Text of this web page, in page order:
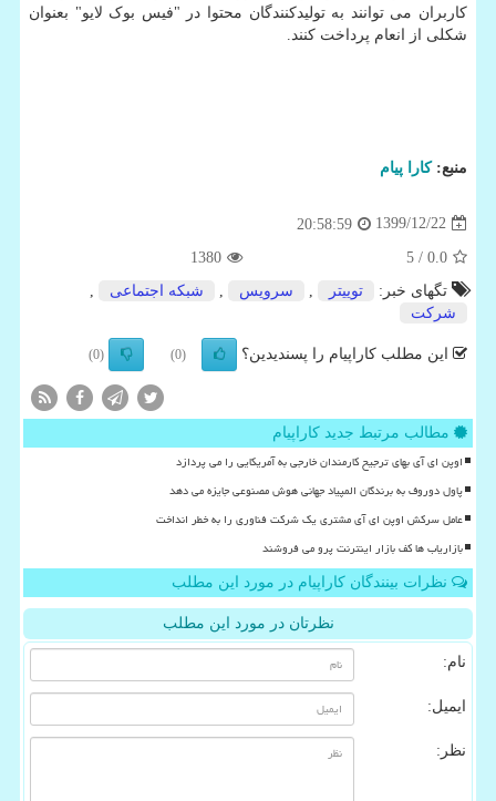
کاربران می توانند به تولیدکنندگان محتوا در "فیس بوک لایو" بعنوان
شکلی از انعام پرداخت کنند.
منبع:كارا پیام
1399/12/22
20:58:59
0.0
/ 5
1380
تگهای خبر:
توییتر سرویس شبكه اجتماعی
شركت
این مطلب کاراپیام را پسندیدین؟ (0)
(0)
مطالب مرتبط جدید کاراپیام
اوپن ای آی بهای ترجیح کارمندان خارجی به آمریکایی را می پردازد
پاول دوروف به برندگان المپیاد جهانی هوش مصنوعی جایزه می دهد
عامل سرکش اوپن ای آی مشتری یک شرکت فناوری را به خطر انداخت
بازاریاب ها کف بازار اینترنت پرو می فروشند
نظرات بینندگان کاراپیام در مورد این مطلب
نظرتان در مورد این مطلب
نام:
ایمیل:
نظر: